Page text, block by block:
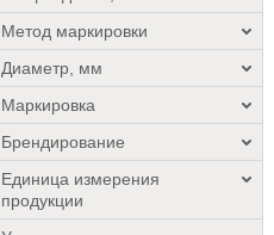
Метод маркировки
Диаметр, мм
Маркировка
Брендирование
Единица измерения
продукции